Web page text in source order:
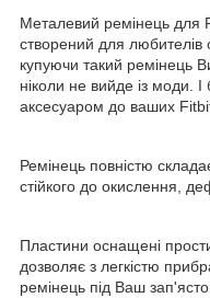
Металевий ремінець для
створений для любителів
купуючи такий ремінець
ніколи не вийде із моди.
аксесуаром до ваших
Ремінець повністю
стійкого до окислення,
Пластини оснащені
дозволяє з легкістю
ремінець під Ваш